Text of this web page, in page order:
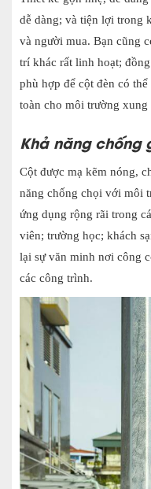
dễ dàng; và tiện lợi trong
và người mua. Bạn cũng
trí khác rất linh hoạt;
phù hợp để cột đèn có
toàn cho môi trường xung
Khả năng chống
Cột được mạ kẽm nóng,
năng chống chọi với môi
ứng dụng rộng rãi trong
viên; trường học; khách
lại sự văn minh nơi công
các công trình.